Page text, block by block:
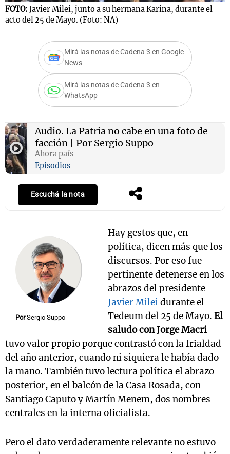
FOTO: Javier Milei, junto a su hermana Karina, durante el
acto del 25 de Mayo. (Foto: NA)
Mirá las notas de Cadena 3 en Google
News
Mirá las notas de Cadena 3 en
WhatsApp
Audio. La Patria no cabe en una foto de
facción | Por Sergio Suppo
Ahora país
Episodios
Escuchá la nota
Por Sergio Suppo
Hay gestos que, en
política, dicen más que los
discursos. Por eso fue
pertinente detenerse en los
abrazos del presidente
Javier Mileidurante el
Tedeum del 25 de Mayo. El
saludo con Jorge Macri
tuvo valor propio porque contrastó con la frialdad
del año anterior, cuando ni siquiera le había dado
la mano. También tuvo lectura política el abrazo
posterior, en el balcón de la Casa Rosada, con
Santiago Caputo y Martín Menem, dos nombres
centrales en la interna oficialista.
Pero el dato verdaderamente relevante no estuvo